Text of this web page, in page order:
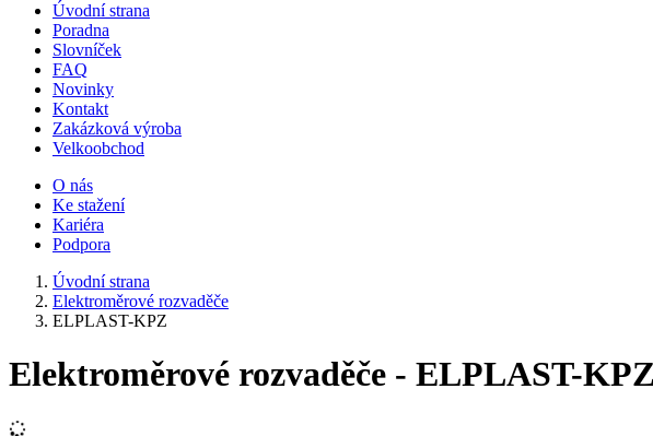
Úvodní strana
Poradna
Slovníček
FAQ
Novinky
Kontakt
Zakázková výroba
Velkoobchod
O nás
Ke stažení
Kariéra
Podpora
Úvodní strana
Elektroměrové rozvaděče
ELPLAST-KPZ
Elektroměrové rozvaděče - ELPLAST-KPZ